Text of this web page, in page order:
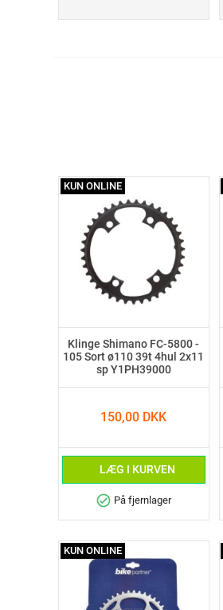
Klinge Shimano FC-5800 -
105 Sort ø110 39t 4hul 2x11
sp Y1PH39000
150,00 DKK
LÆG I KURVEN
check_circle På fjernlager
KUN ONLINE
KUN ONLINE